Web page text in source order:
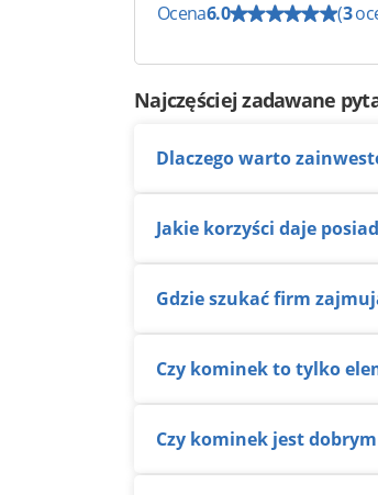
Ocena6.0 (3
Najczęściej zadawane
Dlaczego warto
Jakie korzyści daje
Gdzie szukać firm
Czy kominek to tylko
Czy kominek jest